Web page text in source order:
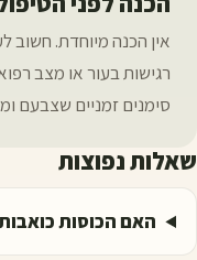
אין הכנה מיוחדת. חשוב
רגישות בעור או מצב
סימנים זמניים שצבעם
שאלות נפוצות
האם הכוסות